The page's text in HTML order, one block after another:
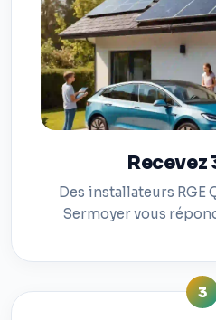
Recevez
Des installateurs RGE
Sermoyer vous
3